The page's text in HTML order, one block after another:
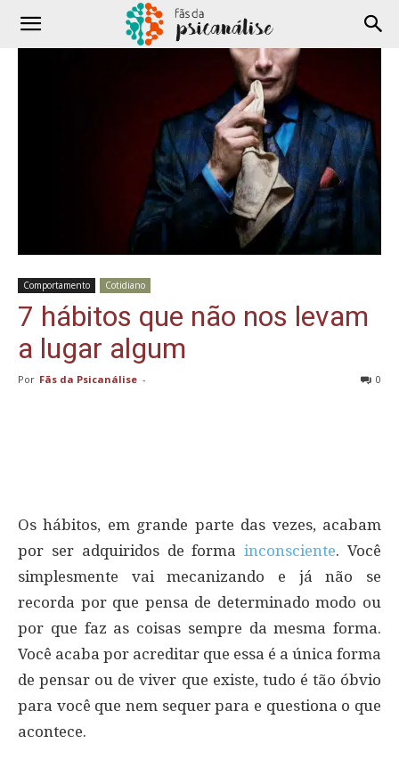
Comportamento Cotidiano
7 hábitos que não nos levam
a lugar algum
Por Fãs da Psicanálise - 0
Os hábitos, em grande parte das vezes, acabam
por ser adquiridos de formainconsciente. Você
simplesmente vai mecanizando e já não se
recorda por que pensa de determinado modo ou
por que faz as coisas sempre da mesma forma.
Você acaba por acreditar que essa é a única forma
de pensar ou de viver que existe, tudo é tão óbvio
para você que nem sequer para e questiona o que
acontece.